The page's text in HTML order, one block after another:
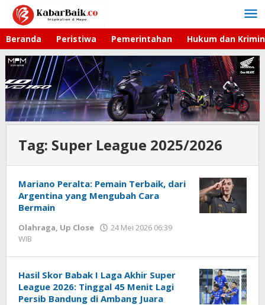
Lewati
konten
Beranda Peristiwa Pemerintahan Hukum dan
Tag: Super League 2025/2026
Mariano Peralta: Pemain Terbaik, dari
Argentina yang Mengubah Cara
Bermain
Olahraga, Up Close
24 Mei 2026 06:39
WIB
Hasil Skor Babak I Laga Akhir Super
League 2026: Tinggal 45 Menit Lagi
Persib Bandung di Ambang Juara